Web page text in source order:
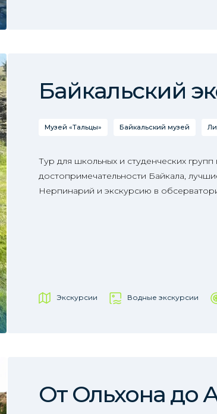
Байкальский
Музей «Тальцы» Байкальский музей
Тур для школьных и студенческих групп
достопримечательности Байкала,
Нерпинарий и экскурсию в
Экскурсии Водные экскурсии
От Ольхона до